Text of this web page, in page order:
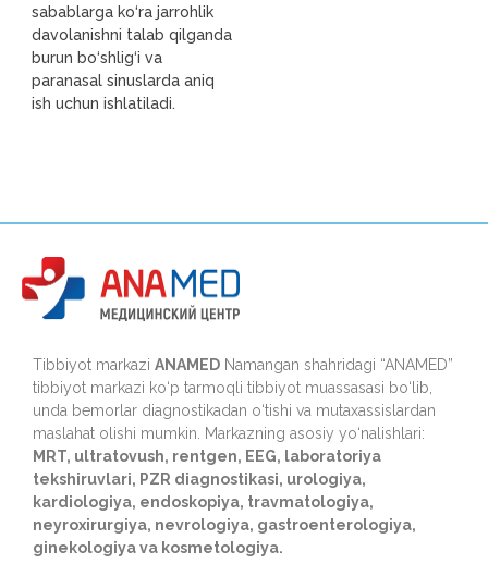
sabablarga ko‘ra jarrohlik
davolanishni talab qilganda
burun bo‘shlig‘i va
paranasal sinuslarda aniq
ish uchun ishlatiladi.
Tibbiyot markazi ANAMED Namangan shahridagi “ANAMED”
tibbiyot markazi ko‘p tarmoqli tibbiyot muassasasi bo‘lib,
unda bemorlar diagnostikadan o‘tishi va mutaxassislardan
maslahat olishi mumkin. Markazning asosiy yo‘nalishlari:
MRT, ultratovush, rentgen, EEG, laboratoriya
tekshiruvlari, PZR diagnostikasi, urologiya,
kardiologiya, endoskopiya, travmatologiya,
neyroxirurgiya, nevrologiya, gastroenterologiya,
ginekologiya va kosmetologiya.